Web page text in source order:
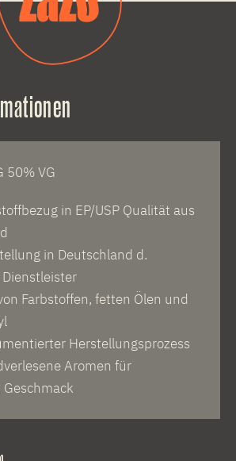
50% VG
in EP/USP Qualität aus
in Deutschland d.
Farbstoffen, fetten Ölen und
Herstellungsprozess
Aromen für